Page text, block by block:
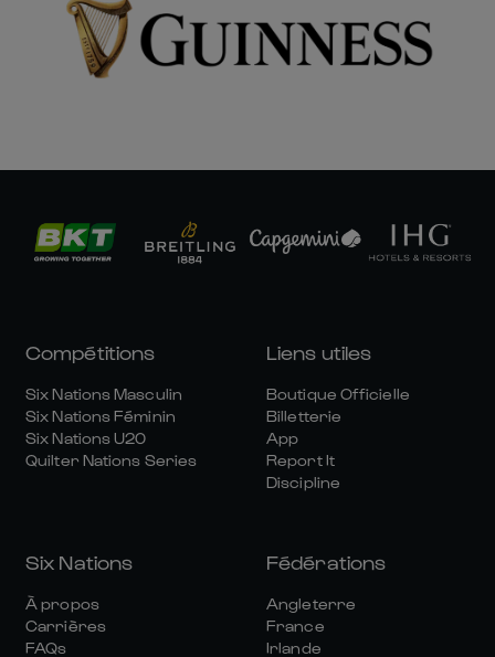
Compétitions
Six Nations Masculin
Six Nations Féminin
Six Nations U20
Quilter Nations Series
Liens utiles
Boutique Officielle
Billetterie
App
Report It
Discipline
Six Nations
À propos
Carrières
FAQs
Fédérations
Angleterre
France
Irlande